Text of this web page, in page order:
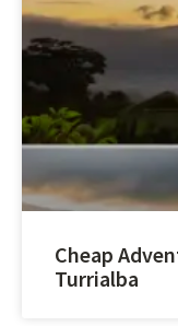
Cheap
Turrialba